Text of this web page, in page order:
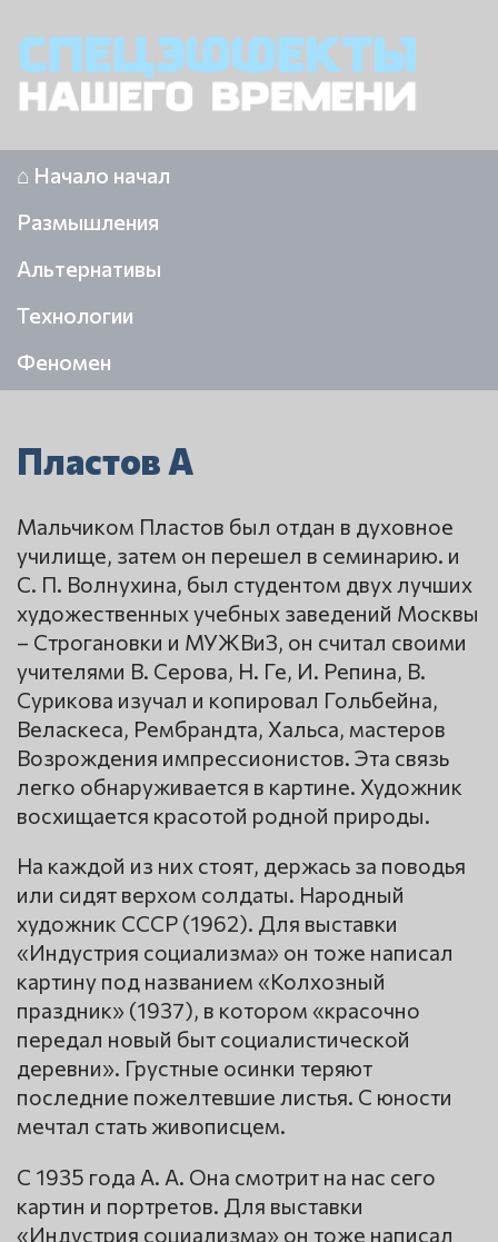
⌂ Начало начал
Размышления
Альтернативы
Технологии
Феномен
Пластов А
Мальчиком Пластов был отдан в духовное
училище, затем он перешел в семинарию. и
С. П. Волнухина, был студентом двух лучших
художественных учебных заведений Москвы
– Строгановки и МУЖВиЗ, он считал своими
учителями В. Серова, Н. Ге, И. Репина, В.
Сурикова изучал и копировал Гольбейна,
Веласкеса, Рембрандта, Хальса, мастеров
Возрождения импрессионистов. Эта связь
легко обнаруживается в картине. Художник
восхищается красотой родной природы.
На каждой из них стоят, держась за поводья
или сидят верхом солдаты. Народный
художник СССР (1962). Для выставки
«Индустрия социализма» он тоже написал
картину под названием «Колхозный
праздник» (1937), в котором «красочно
передал новый быт социалистической
деревни». Грустные осинки теряют
последние пожелтевшие листья. С юности
мечтал стать живописцем.
С 1935 года А. А. Она смотрит на нас сего
картин и портретов. Для выставки
«Индустрия социализма» он тоже написал